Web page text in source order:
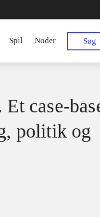
Spil Noder Søg
case-
politik og